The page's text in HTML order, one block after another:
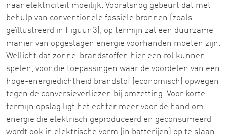
naar elektriciteit moeilijk. Vooralsnog gebeurt dat met
behulp van conventionele fossiele bronnen (zoals
geïllustreerd in Figuur 3), op termijn zal een duurzame
manier van opgeslagen energie voorhanden moeten zijn.
Wellicht dat zonne-brandstoffen hier een rol kunnen
spelen, voor die toepassingen waar de voordelen van een
hoge-energiedichtheid brandstof (economisch) opwegen
tegen de conversieverliezen bij omzetting. Voor korte
termijn opslag ligt het echter meer voor de hand om
energie die elektrisch geproduceerd en geconsumeerd
wordt ook in elektrische vorm (in batterijen) op te slaan